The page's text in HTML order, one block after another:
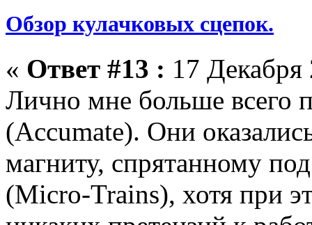
Обзор кулачковых сцепок.
« Ответ #13 : 17
Лично мне больше всего
(Accumate). Они
магниту, спрятанному
(Micro-Trains), хотя при